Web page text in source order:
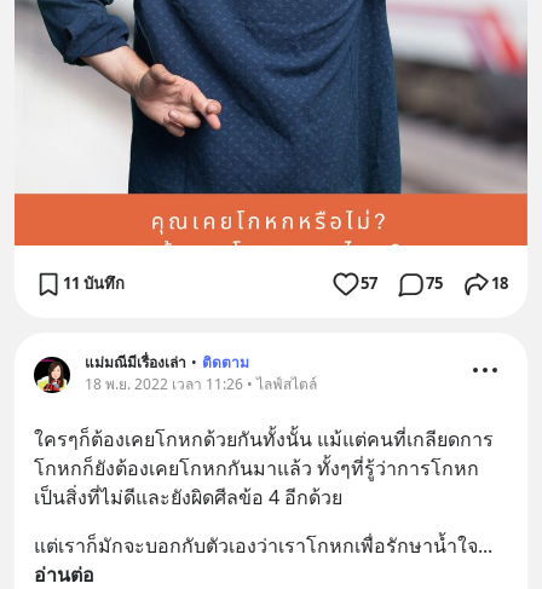
11 บันทึก 57 75 18
แม่มณีมีเรื่องเล่า • ติดตาม
18 พ.ย. 2022 เวลา 11:26 • ไลฟ์สไตล์
ใครๆก็ต้องเคยโกหกด้วยกันทั้งนั้น แม้แต่คนที่เกลียดการ
โกหกก็ยังต้องเคยโกหกกันมาแล้ว ทั้งๆที่รู้ว่าการโกหก
เป็นสิ่งที่ไม่ดีและยังผิดศีลข้อ 4 อีกด้วย
แต่เราก็มักจะบอกกับตัวเองว่าเราโกหกเพื่อรักษาน้ำใจ
อ่านต่อ